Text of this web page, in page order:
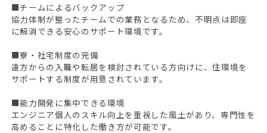
■チームによるバックアップ
協力体制が整ったチームでの業務となるため、不明点は即座
に解消できる安心のサポート環境です。
■寮・社宅制度の完備
遠方からの入職や転居を検討されている方向けに、住環境を
サポートする制度が用意されています。
■能力開発に集中できる環境
エンジニア個人のスキル向上を重視した風土があり、専門性を
高めることに特化した働き方が可能です。